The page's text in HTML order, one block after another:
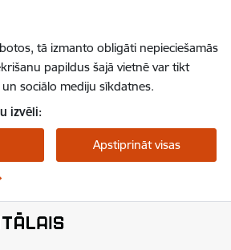
tā izmanto obligāti nepieciešamās
papildus šajā vietnē var tikt
sociālo mediju sīkdatnes.
izvēli:
Apstiprināt visas